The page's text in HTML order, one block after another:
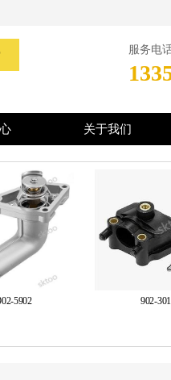
服务电
关于我们
5902 902-301